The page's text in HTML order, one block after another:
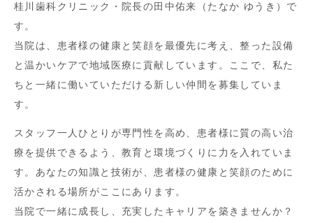
桂川歯科クリニック・院長の田中佑来（たなか ゆうき）で
す。
当院は、患者様の健康と笑顔を最優先に考え、整った設備
と温かいケアで地域医療に貢献しています。ここで、私た
ちと一緒に働いていただける新しい仲間を募集していま
す。
スタッフ一人ひとりが専門性を高め、患者様に質の高い治
療を提供できるよう、教育と環境づくりに力を入れていま
す。あなたの知識と技術が、患者様の健康と笑顔のために
活かされる場所がここにあります。
当院で一緒に成長し、充実したキャリアを築きませんか？